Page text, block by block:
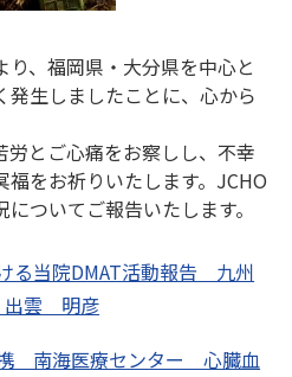
り、福岡県・大分県を中心と
発生しましたことに、心から
とご心痛をお察しし、不幸
をお祈りいたします。JCHO
ついてご報告いたします。
る当院DMAT活動報告 九州
出雲 明彦
南海医療センター 心臓血